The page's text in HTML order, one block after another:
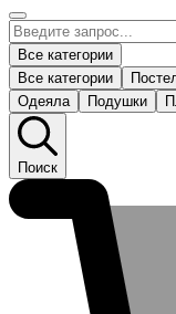
Все категории
Все категории
Одеяла
Подушки
Поиск